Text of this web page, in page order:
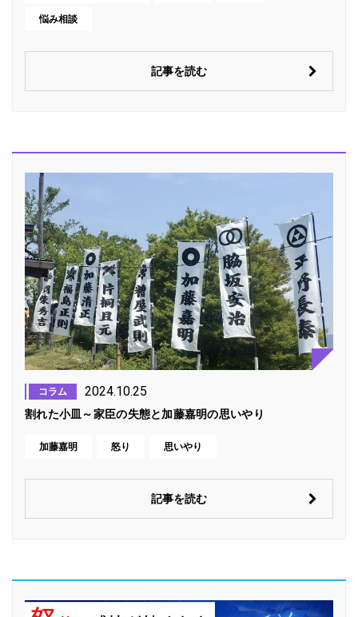
悩み相談
記事を読む
コラム 2024.10.25
割れた小皿～家臣の失態と加藤嘉明の思いやり
加藤嘉明 怒り 思いやり
記事を読む